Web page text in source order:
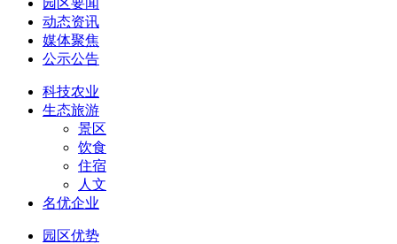
园区要闻
动态资讯
媒体聚焦
公示公告
科技农业
生态旅游
景区
饮食
住宿
人文
名优企业
园区优势